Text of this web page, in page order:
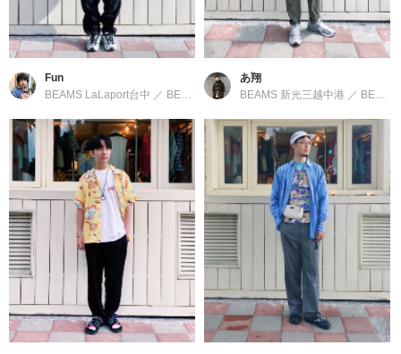
Fun
BEAMS LaLaport台中 ／ BEAMS
あ翔
BEAMS 新光三越中港 ／ BEAMS